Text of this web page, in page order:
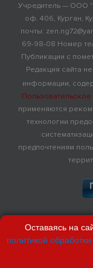
Учредитель — ООО
оф. 406, Курган,
почты:
69-98-08 Номер
Публикации с
Редакция сайта
информации,
применяются
технологии
предпочтениям
Оставаясь на
политикой